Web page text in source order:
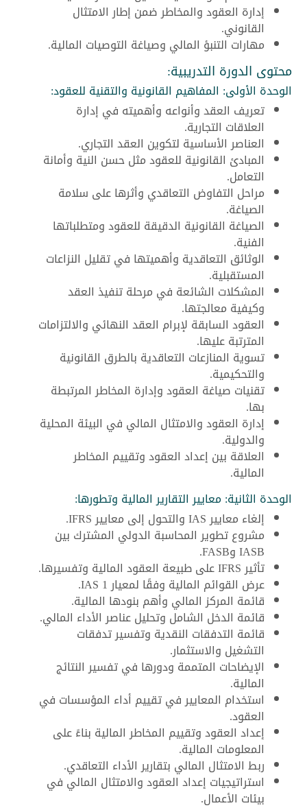
إدارة العقود والمخاطر ضمن إطار الامتثال
القانوني.
مهارات التنبؤ المالي وصياغة التوصيات المالية.
محتوى الدورة التدريبية:
الوحدة الأولى: المفاهيم القانونية والتقنية للعقود:
تعريف العقد وأنواعه وأهميته في إدارة
العلاقات التجارية.
العناصر الأساسية لتكوين العقد التجاري.
المبادئ القانونية للعقود مثل حسن النية وأمانة
التعامل.
مراحل التفاوض التعاقدي وأثرها على سلامة
الصياغة.
الصياغة القانونية الدقيقة للعقود ومتطلباتها
الفنية.
الوثائق التعاقدية وأهميتها في تقليل النزاعات
المستقبلية.
المشكلات الشائعة في مرحلة تنفيذ العقد
وكيفية معالجتها.
العقود السابقة لإبرام العقد النهائي والالتزامات
المترتبة عليها.
تسوية المنازعات التعاقدية بالطرق القانونية
والتحكيمية.
تقنيات صياغة العقود وإدارة المخاطر المرتبطة
بها.
إدارة العقود والامتثال المالي في البيئة المحلية
والدولية.
العلاقة بين إعداد العقود وتقييم المخاطر
المالية.
الوحدة الثانية: معايير التقارير المالية وتطورها:
إلغاء معايير IAS والتحول إلى معايير IFRS.
مشروع تطوير المحاسبة الدولي المشترك بين
IASB وFASB.
تأثير IFRS على طبيعة العقود المالية وتفسيرها.
عرض القوائم المالية وفقًا لمعيار IAS 1.
قائمة المركز المالي وأهم بنودها المالية.
قائمة الدخل الشامل وتحليل عناصر الأداء المالي.
قائمة التدفقات النقدية وتفسير تدفقات
التشغيل والاستثمار.
الإيضاحات المتممة ودورها في تفسير النتائج
المالية.
استخدام المعايير في تقييم أداء المؤسسات في
العقود.
إعداد العقود وتقييم المخاطر المالية بناءً على
المعلومات المالية.
ربط الامتثال المالي بتقارير الأداء التعاقدي.
استراتيجيات إعداد العقود والامتثال المالي في
بيئات الأعمال.